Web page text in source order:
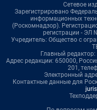
Сетевое
Зарегистрировано
информационных
(Роскомнадзор).
регистрации - ЭЛ
Учредитель: Общество с
Главный
Адрес редакции: 650000,
201,
Электронный
Контактные данные для